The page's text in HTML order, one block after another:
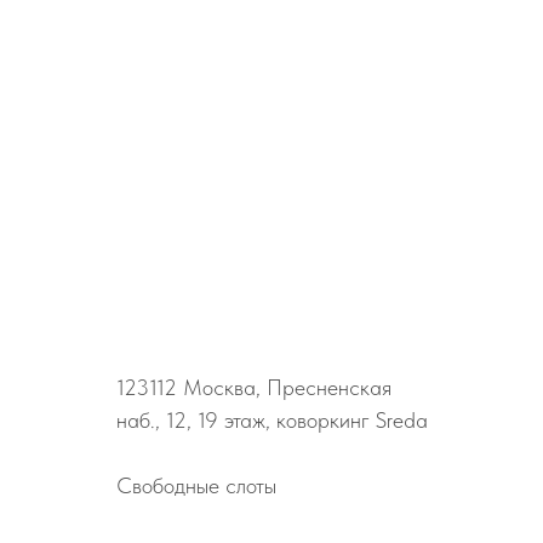
123112 Москва, Пресненская
наб., 12, 19 этаж, коворкинг Sreda
Свободные слоты